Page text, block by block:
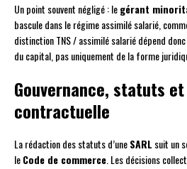
Un point souvent négligé : legérant
bascule dans le régime assimilé salarié,
distinction TNS / assimilé salarié dépend
du capital, pas uniquement de la forme
Gouvernance, statuts
contractuelle
La rédaction des statuts d’uneSARL suit un
leCode de commerce . Les décisions